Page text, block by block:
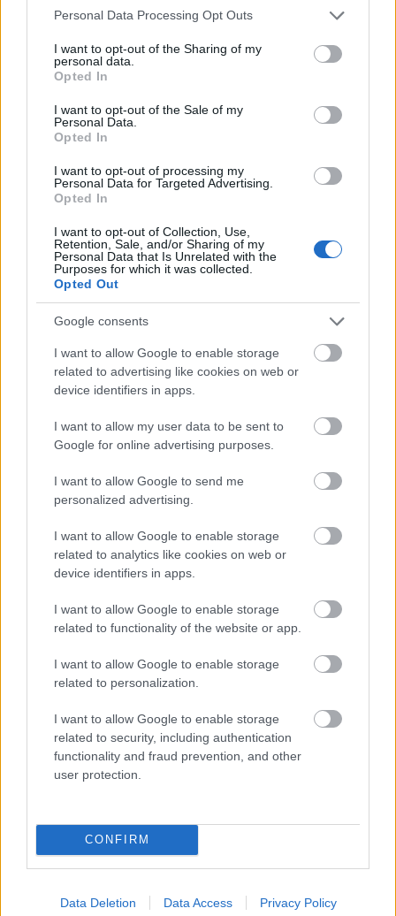
Please note that this website/app uses one or more Google
not limited to your visit or usage behaviour. You may click to
grant or deny consent to Google and its third-party tags to
use your data for below specified purposes in below Google
consent section.
Personal Data Processing Opt Outs
I want to opt-out of the Sharing of my
personal data.
Opted In
I want to opt-out of the Sale of my
Personal Data.
Opted In
I want to opt-out of processing my
Personal Data for Targeted Advertising.
Opted In
I want to opt-out of Collection, Use,
Retention, Sale, and/or Sharing of my
Personal Data that Is Unrelated with the
Purposes for which it was collected.
Opted Out
Google consents
I want to allow Google to enable storage
related to advertising like cookies on web or
device identifiers in apps.
I want to allow my user data to be sent to
Google for online advertising purposes.
I want to allow Google to send me
personalized advertising.
I want to allow Google to enable storage
related to analytics like cookies on web or
device identifiers in apps.
I want to allow Google to enable storage
related to functionality of the website or app.
I want to allow Google to enable storage
related to personalization.
I want to allow Google to enable storage
related to security, including authentication
functionality and fraud prevention, and other
user protection.
CONFIRM
Data Deletion Data Access Privacy Policy
Viral έγινε ο “κόκκινος” ουρανός της Αθήνας – Σεληνιακό
10 Δεκεμβρίου 2020, 15:12
Πρωί-πρωί και ο ουρανός της Αθήνας θύμιζε κάτι από... Σελήνη! Εικόνες
Σπάνια ροζ δελφίνια εμφανίστηκαν στο Χονγκ Κονγκ!
Σπάνια ροζ δελφίνια εμφανίστηκαν στο Χονγκ Κονγκ της Κίνας! Από τότε
που ξεκίνησε η...
Travel News
Κακοκαιρία Ιανός: οι οδηγίες που έδωσε ο Ν. Χαρδαλιάς
17 Σεπτεμβρίου 2020, 10:02
Ένα σπάνιο καιρικό φαινόμενο πρόκειται να εμφανιστεί στη χώρα μας τις
επόμενες ώρες, γνωστό...